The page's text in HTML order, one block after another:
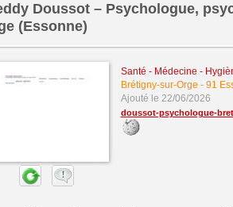
Doussot – Psychologue,
(Essonne)
Santé - Médecine -
Brétigny-sur-Orge - 91
Ajouté le 22/06/2026
doussot-psychologue-